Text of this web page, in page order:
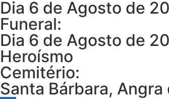
Dia 6 de Agosto de
Funeral:
Dia 6 de Agosto de
Heroísmo
Cemitério:
Santa Bárbara,